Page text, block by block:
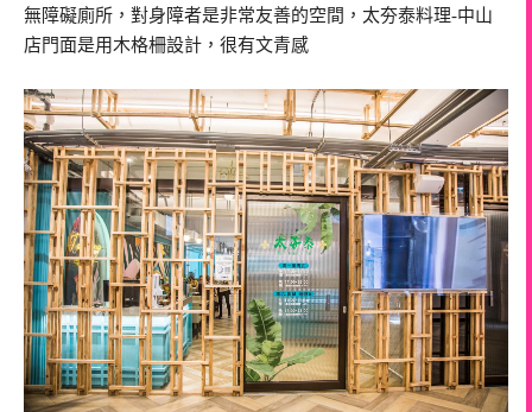
無障礙廁所，對身障者是非常友善的空間，太夯泰料理-中山
店門面是用木格柵設計，很有文青感